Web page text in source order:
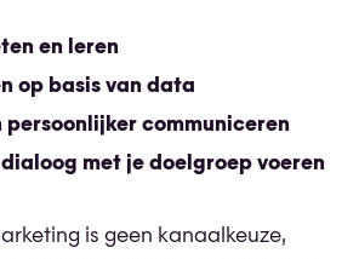
en leren
op basis van data
persoonlijker communiceren
met je doelgroep voeren
is geen kanaalkeuze,